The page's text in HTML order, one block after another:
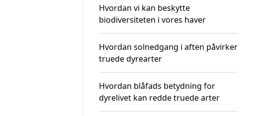
Hvordan vi kan beskytte
biodiversiteten i vores haver
Hvordan solnedgang i aften påvirker
truede dyrearter
Hvordan blåfads betydning for
dyrelivet kan redde truede arter